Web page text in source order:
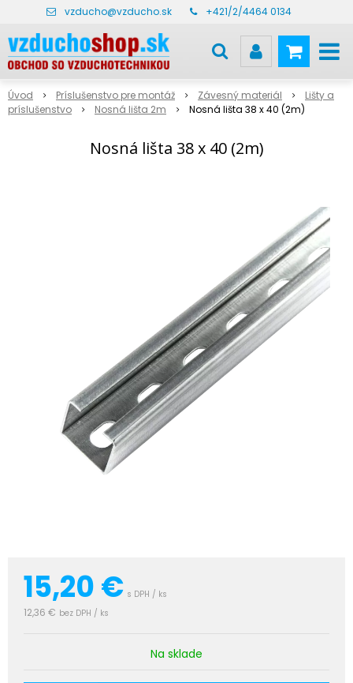
vzducho@vzducho.sk +421/2/4464 0134
Úvod Príslušenstvo pre montáž Závesný materiál
Lišty a
príslušenstvo
Nosná lišta 2m Nosná lišta 38 x 40 (2m)
Nosná lišta 38 x 40 (2m)
15,20€ s DPH / ks
12,36 € bez DPH / ks
Na sklade